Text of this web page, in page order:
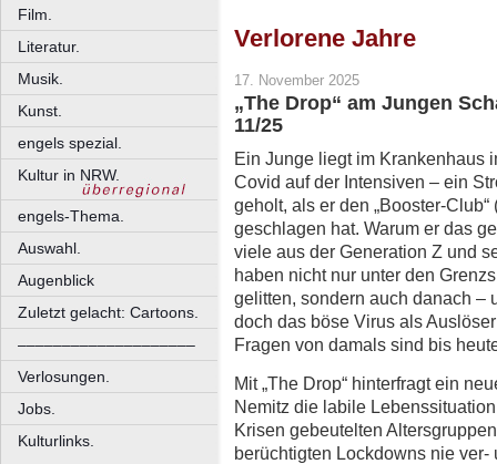
Film.
Literatur.
Musik.
Kunst.
engels spezial.
Kultur in NRW.
engels-Thema.
Auswahl.
Augenblick
Zuletzt gelacht: Cartoons.
––––––––––––––––––––
Verlosungen.
Jobs.
Kulturlinks.
Verlorene Jahre
17. November 2025
„The Drop“ am Jungen
11/25
Ein Junge liegt im Krankenhaus
Covid auf der Intensiven – ein
geholt, als er den „Booster-
geschlagen hat. Warum er das
viele aus der Generation Z und
haben nicht nur unter den
gelitten, sondern auch danach –
doch das böse Virus als
Fragen von damals sind bis
Mit „The Drop“ hinterfragt ein
Nemitz die labile
Krisen gebeutelten
berüchtigten Lockdowns nie